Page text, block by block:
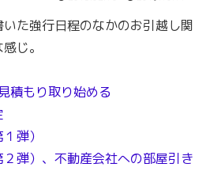
た強行日程のなかのお引越し関
じ。
積もり取り始める
弾）
弾）、不動産会社への部屋引き